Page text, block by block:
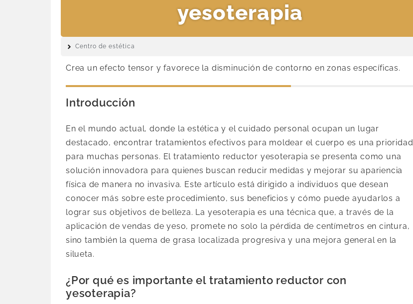
yesoterapia
Centro de estética
Crea un efecto tensor y favorece la disminución de contorno en zonas específicas.
Introducción
En el mundo actual, donde la estética y el cuidado personal ocupan un lugar
destacado, encontrar tratamientos efectivos para moldear el cuerpo es una prioridad
para muchas personas. El tratamiento reductor yesoterapia se presenta como una
solución innovadora para quienes buscan reducir medidas y mejorar su apariencia
física de manera no invasiva. Este artículo está dirigido a individuos que desean
conocer más sobre este procedimiento, sus beneficios y cómo puede ayudarlos a
lograr sus objetivos de belleza. La yesoterapia es una técnica que, a través de la
aplicación de vendas de yeso, promete no solo la pérdida de centímetros en cintura,
sino también la quema de grasa localizada progresiva y una mejora general en la
silueta.
¿Por qué es importante el tratamiento reductor con
yesoterapia?